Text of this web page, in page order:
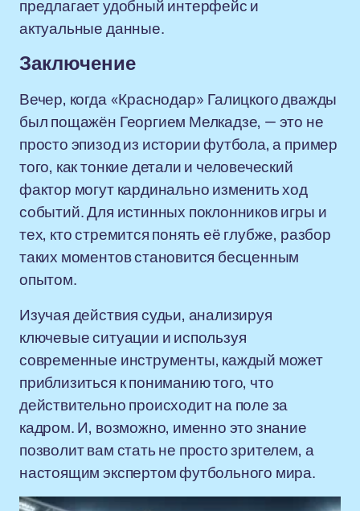
предлагает удобный интерфейс и
актуальные данные.
Заключение
Вечер, когда «Краснодар» Галицкого дважды
был пощажён Георгием Мелкадзе, — это не
просто эпизод из истории футбола, а пример
того, как тонкие детали и человеческий
фактор могут кардинально изменить ход
событий. Для истинных поклонников игры и
тех, кто стремится понять её глубже, разбор
таких моментов становится бесценным
опытом.
Изучая действия судьи, анализируя
ключевые ситуации и используя
современные инструменты, каждый может
приблизиться к пониманию того, что
действительно происходит на поле за
кадром. И, возможно, именно это знание
позволит вам стать не просто зрителем, а
настоящим экспертом футбольного мира.